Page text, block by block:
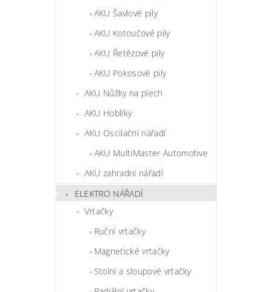
AKU Šavlové pily
AKU Kotoučové pily
AKU Řetězové pily
AKU Pokosové pily
AKU Nůžky na plech
AKU Hoblíky
AKU Oscilační nářadí
AKU MultiMaster Automotive
AKU zahradní nářadí
ELEKTRO NÁŘADÍ
Vrtačky
Ruční vrtačky
Magnetické vrtačky
Stolní a sloupové vrtačky